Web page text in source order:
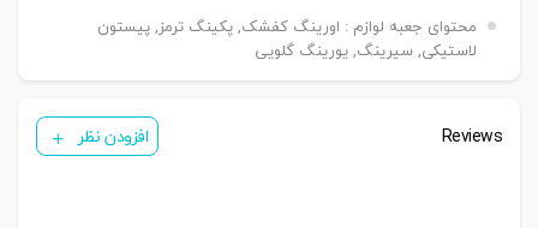
محتوای جعبه لوازم : اورینگ کفشک, پکینگ ترمز, پیستون
لاستیکی, سیرینگ, یورینگ گلویی
Reviews افزودن نظر